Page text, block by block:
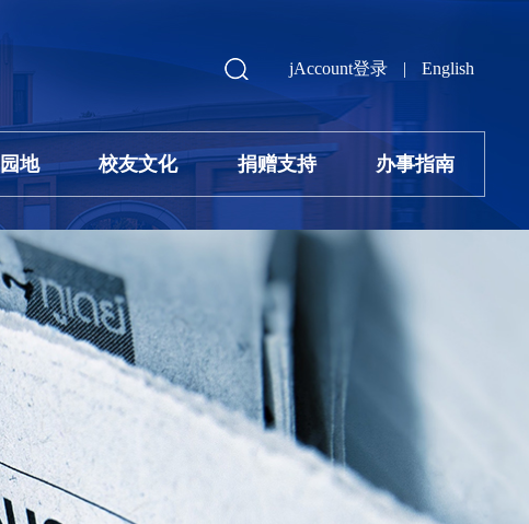
jAccount登录 | English
地 校友文化 捐赠支持 办事指南